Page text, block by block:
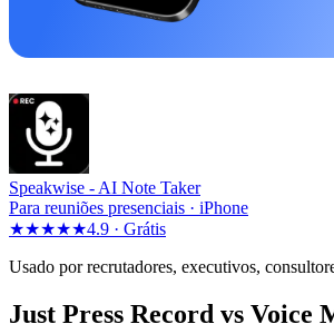
Speakwise - AI Note Taker
Para reuniões presenciais · iPhone
★★★★★4.9 · Grátis
Usado por recrutadores, executivos,
Just Press Record vs Voice